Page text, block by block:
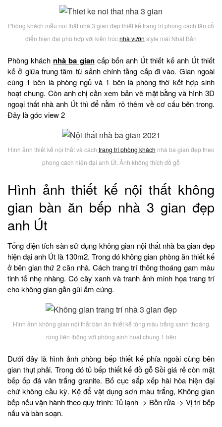
Phòng khách mẫu nội thất nhà 3 gian đẹp thiết kế trang trí phong cách tân cổ
điển hiện đại phù hợp với kiến trúcnhà vườn style mái Nhật Bản
Phòng khách nhà ba giancấp bốn anh Út thiết kế anh Út thiết
kế ở giữa trung tâm từ sảnh chính tầng cấp đi vào. Gian ngoài
cùng 1 bên là phòng ngủ và 1 bên là phòng thờ kết hợp sinh
hoạt chung. Còn anh chị cần xem bản vẽ mặt bằng và hình 3D
ngoại thất nhà anh Út thì để nằm rõ thêm về cơ cấu bên trong.
Đây là góc view 2
Hình ảnh thiết kế nội thất và cách trang trí phòng khách nhà ba gian đẹp theo
phong cách hiện đại anh Út. Ảnh không thích đồ gỗ
Hình ảnh thiết kế nội thất không
gian bàn ăn bếp nhà 3 gian đẹp
anh Út
Tổng diện tích sàn sử dụng không gian nội thất nhà ba gian đẹp
hiện đại anh Út là 130m2. Trong đó không gian phòng ăn thiết kế
ở bên gian thứ 2 căn nhà. Cách trang trí thông thoáng gam màu
tinh tế nhẹ nhàng. Có cây xanh và tranh ảnh minh họa trang trí
cho không gian gần gũi ấm cúng.
Hình ảnh không gian nội thất bàn ăn thiết kế tông màu trắng xanh thoáng
rộng liên thông với phòng sinh hoạt chung 1 bên
Dưới đây là hình ảnh phòng bếp thiết kế phía ngoài cùng bên
gian thụt phải. Trong đó tủ bếp thiết kế đồ gỗ Sồi giá rẻ còn mặt
bếp ốp đá vân trắng granite. Bố cục sắp xếp hài hòa hiện đại
chứ không cầu kỳ. Kệ để vật dụng sơn màu trắng, Không gian
bếp nếu vận hành theo quy trình: Tủ lạnh -> Bồn rửa -> Vị trí bếp
nấu và bàn soạn.